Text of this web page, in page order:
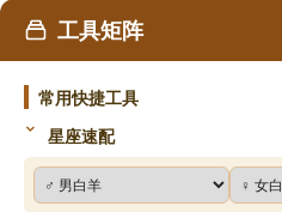
搬家：(移徙)指搬家迁移
栽种：栽种植物或接枝
造仓：建筑仓库或修理仓
工具矩阵
常用快捷工具
星座速配